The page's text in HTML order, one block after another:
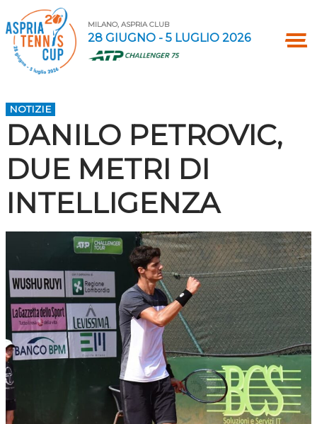
MILANO, ASPRIA CLUB
28 GIUGNO - 5 LUGLIO 2026
NOTIZIE
DANILO PETROVIC,
DUE METRI DI
INTELLIGENZA